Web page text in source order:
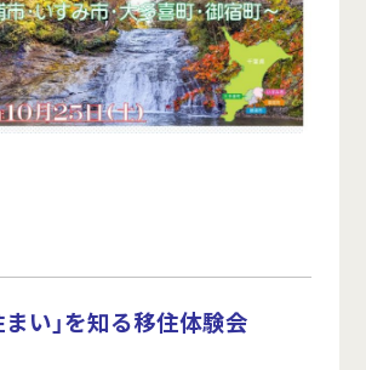
まい」を知る移住体験会